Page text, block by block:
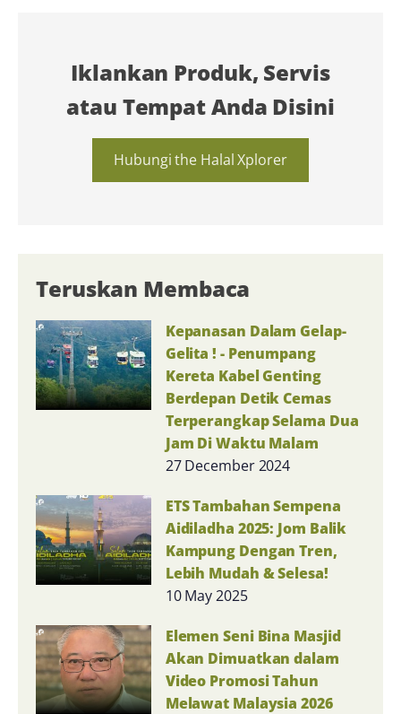
Teruskan Membaca
Kepanasan Dalam Gelap-
Gelita ! - Penumpang
Kereta Kabel Genting
Berdepan Detik Cemas
Terperangkap Selama Dua
Jam Di Waktu Malam
27 December 2024
ETS Tambahan Sempena
Aidiladha 2025: Jom Balik
Kampung Dengan Tren,
Lebih Mudah & Selesa!
10 May 2025
Elemen Seni Bina Masjid
Akan Dimuatkan dalam
Video Promosi Tahun
Melawat Malaysia 2026
Iklankan Produk, Servis
atau Tempat Anda Disini
Hubungi the Halal Xplorer